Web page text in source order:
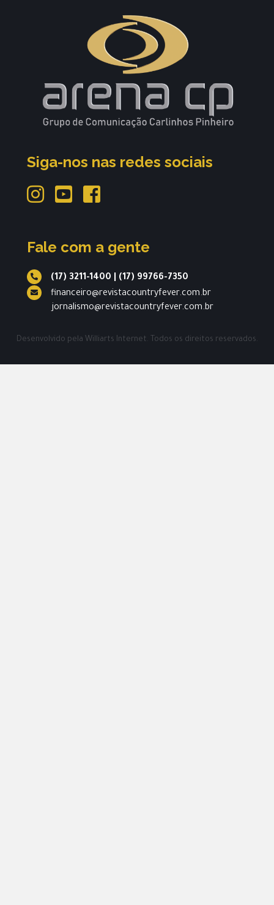
Siga-nos nas redes sociais
Fale com a gente
(17) 3211-1400
(17) 99766-7350
financeiro@revistacountryfever.com.br
jornalismo@revistacountryfever.com.br
Desenvolvido pela Williarts Internet. Todos os direitos reservados.